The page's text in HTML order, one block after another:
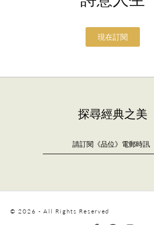
現在訂閱
探尋經典之美
© 2026 - All Rights Reserved